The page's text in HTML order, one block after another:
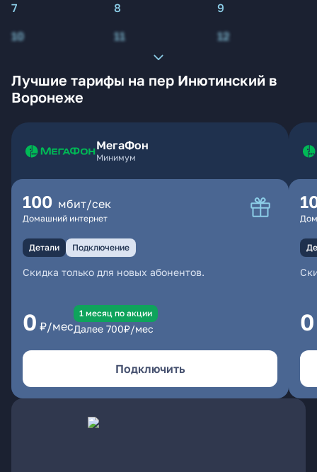
7
8
9
10
11 12
Лучшие тарифы на пер Инютинский в
Воронеже
МегаФон
Минимум
100 мбит/сек
Домашний интернет
Детали Подключение
Скидка только для новых абонентов.
0 ₽/мес
1 месяц по акции
Далее 700₽/мес
Подключить
0